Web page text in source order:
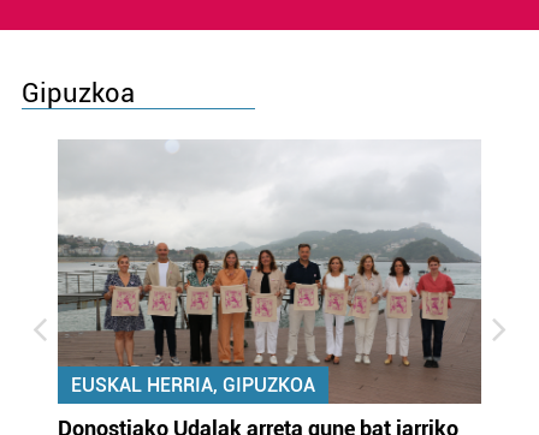
Gipuzkoa
EUSKAL HERRIA, GIPUZKOA
Donostiako Udalak arreta gune bat jarriko